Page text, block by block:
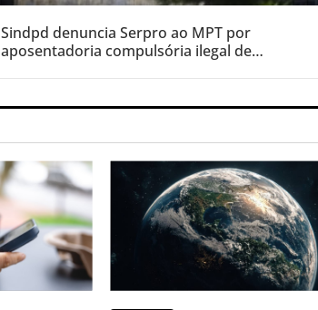
Sindpd denuncia Serpro ao MPT por
aposentadoria compulsória ilegal de